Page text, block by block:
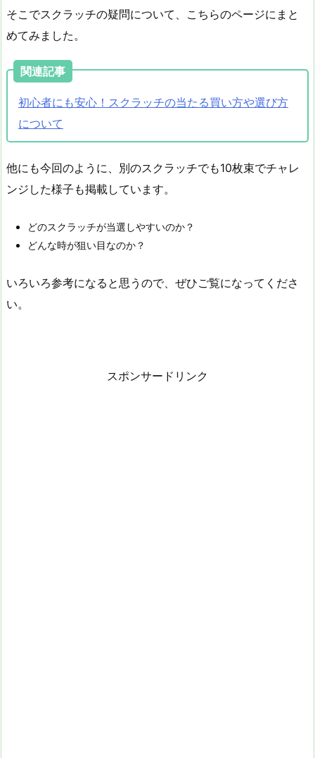
そこでスクラッチの疑問について、こちらのページにまと
めてみました。
関連記事
初心者にも安心！スクラッチの当たる買い方や選び方
について
他にも今回のように、別のスクラッチでも10枚束でチャレ
ンジした様子も掲載しています。
どのスクラッチが当選しやすいのか？
どんな時が狙い目なのか？
いろいろ参考になると思うので、ぜひご覧になってくださ
い。
スポンサードリンク